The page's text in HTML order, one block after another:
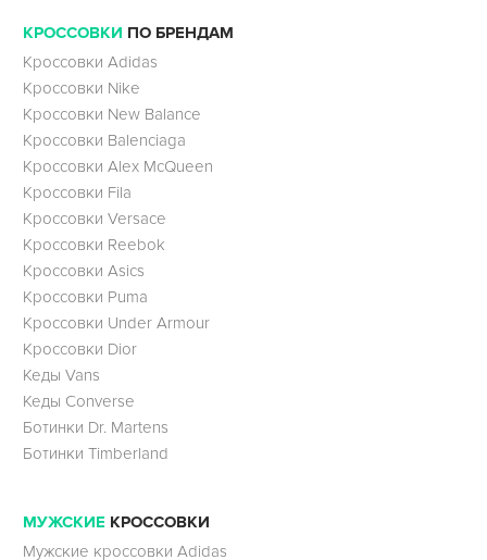
КРОССОВКИ ПО БРЕНДАМ
Кроссовки Adidas
Кроссовки Nike
Кроссовки New Balance
Кроссовки Balenciaga
Кроссовки Alex McQueen
Кроссовки Fila
Кроссовки Versace
Кроссовки Reebok
Кроссовки Asics
Кроссовки Puma
Кроссовки Under Armour
Кроссовки Dior
Кеды Vans
Кеды Converse
Ботинки Dr. Martens
Ботинки Timberland
МУЖСКИЕ КРОССОВКИ
Мужские кроссовки Adidas